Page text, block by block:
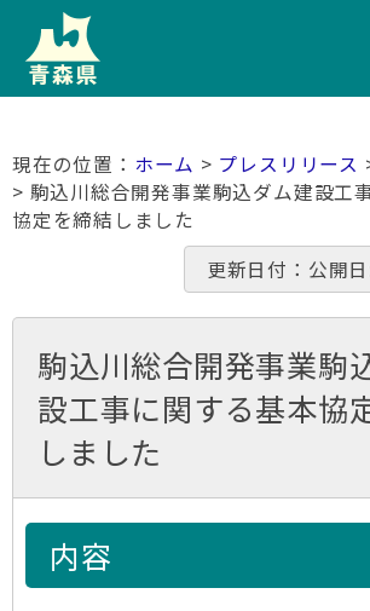
ホーム > プレスリリース
> 駒込川総合開発事業駒込ダム建設工
協定を締結しました
更新日付：公開
駒込川総合開発事業駒
設工事に関する基本協
しました
内容